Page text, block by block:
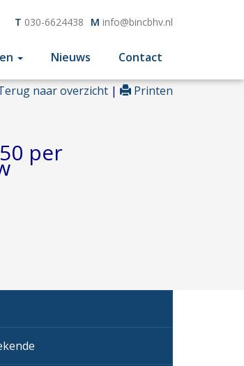
T 030-6624438 M info@bincbhv.nl
Nieuws Contact
naar overzicht | Printen
per